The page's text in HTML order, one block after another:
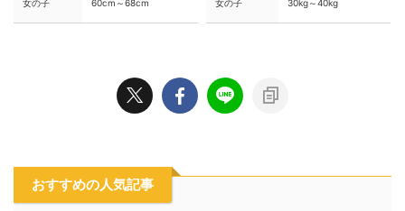
女の子 60cm～68cm 女の子 30kg～40kg
おすすめの人気記事